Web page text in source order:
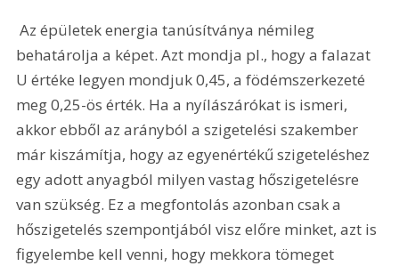
Az épületek energia tanúsítványa némileg
behatárolja a képet. Azt mondja pl., hogy a falazat
U értéke legyen mondjuk 0,45, a födémszerkezeté
meg 0,25-ös érték. Ha a nyílászárókat is ismeri,
akkor ebből az arányból a szigetelési szakember
már kiszámítja, hogy az egyenértékű szigeteléshez
egy adott anyagból milyen vastag hőszigetelésre
van szükség. Ez a megfontolás azonban csak a
hőszigetelés szempontjából visz előre minket, azt is
figyelembe kell venni, hogy mekkora tömeget